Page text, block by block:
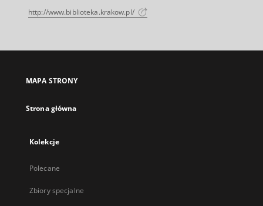
http://www.biblioteka.krakow.pl/
MAPA STRONY
Strona główna
Kolekcje
Polecane
Zbiory specjalne